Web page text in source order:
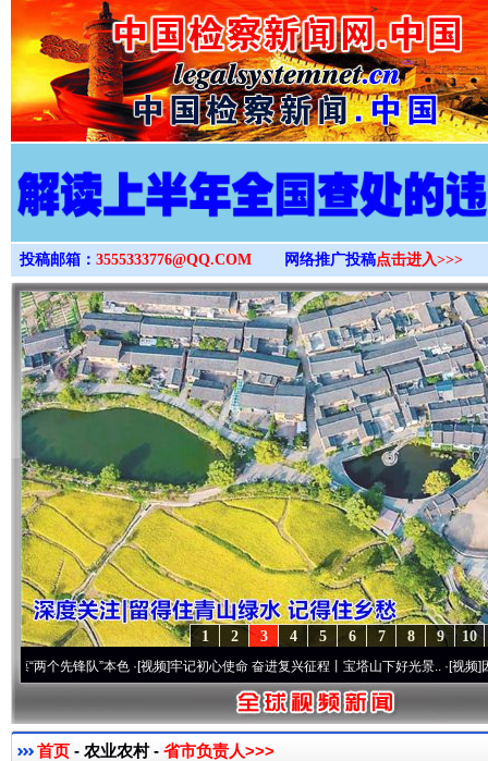
>
投稿邮箱： 3555333776@QQ.COM 网络推广投稿点击进入>>>
10
9
8
7
6
5
4
3
2
1
先锋队”本色·[视频]牢记初心使命 奋进复兴征程丨宝塔山下好光景..·[视频]因党而
首页 - 农业农村 - 省市负责人>>>